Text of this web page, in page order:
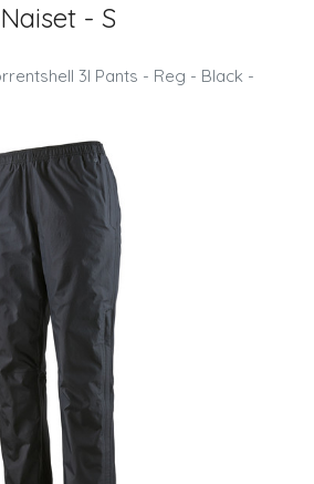
- S
3l Pants - Reg - Black -